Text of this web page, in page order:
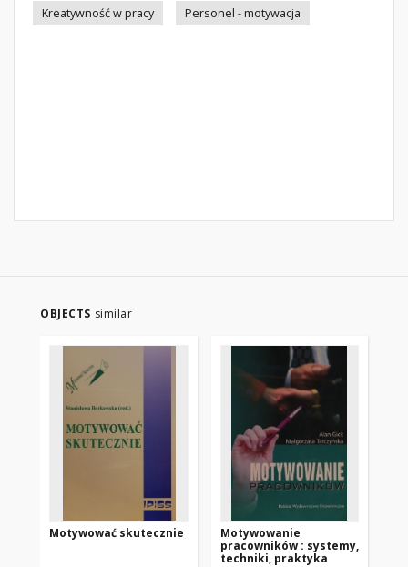
Kreatywność w pracy
Personel - motywacja
OBJECTS similar
Motywować skutecznie
Motywowanie
pracowników : systemy,
techniki, praktyka